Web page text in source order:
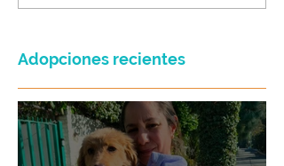
Adopciones recientes